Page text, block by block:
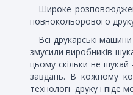
Широке
повнокольорового
Всі друкарські
змусили виробників
цьому скільки не
завдань. В кожному
технології друку і піде